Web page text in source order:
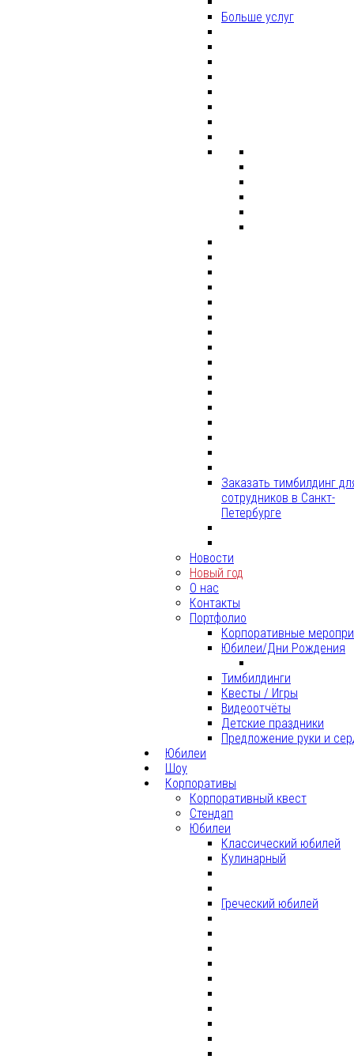
Больше услуг
Заказать тимбилдинг
сотрудников в Санкт-
Петербурге
Новости
Новый год
О нас
Контакты
Портфолио
Корпоративные
Юбилеи/Дни Рождения
Тимбилдинги
Квесты / Игры
Видеоотчёты
Детские праздники
Предложение руки и
Юбилеи
Шоу
Корпоративы
Корпоративный квест
Стендап
Юбилеи
Классический юбилей
Кулинарный
Греческий юбилей